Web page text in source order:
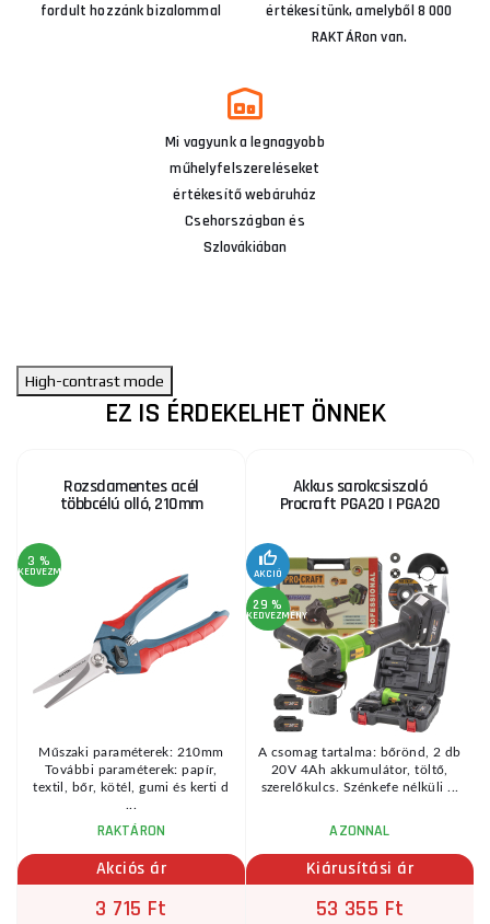
fordult hozzánk bizalommal
értékesítünk, amelyből 8 000
RAKTÁRon van.
Mi vagyunk a legnagyobb
műhelyfelszereléseket
értékesítő webáruház
Csehországban és
Szlovákiában
High-contrast mode
EZ IS ÉRDEKELHET ÖNNEK
Rozsdamentes acél
többcélú olló, 210mm
3 %
KEDVEZMÉNY
Műszaki paraméterek: 210mm
További paraméterek: papír,
textil, bőr, kötél, gumi és kerti d
RAKTÁRON
Akciós ár
3 715 Ft
Akkus sarokcsiszoló
Procraft PGA20 | PGA20
AKCIÓ
29 %
KEDVEZMÉNY
A csomag tartalma: bőrönd, 2 db
20V 4Ah akkumulátor, töltő,
szerelőkulcs. Szénkefe nélküli ...
AZONNAL
Kiárusítási ár
53 355 Ft